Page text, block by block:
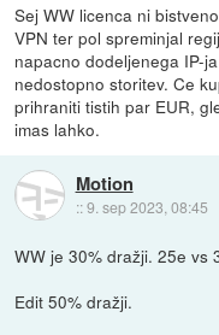
Sej WW licenca ni
VPN ter pol spreminjal
napacno dodeljenega IP-
nedostopno storitev. Ce
prihraniti tistih par EUR,
imas lahko.
Motion
::9. sep 2023, 08:45
WW je 30% dražji. 25e vs
Edit 50% dražji.